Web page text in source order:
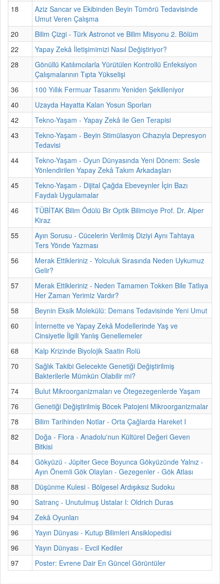
18
Aziz Sancar ve Ekibinden Beyin Tümörü Tedavisinde
Umut Veren Çalışma
20
Bilim Çizgi - Türk Astronot ve Bilim Misyonu 2. Bölüm
22
Yapay Zekâ İletişimimizi Nasıl Değiştiriyor?
28
Gönüllü Katılımcılarla Yürütülen Kontrollü Enfeksiyon
Çalışmalarının Tıpta Yükselişi
36
100 Yıllık Fermuar Tasarımı Yeniden Şekilleniyor
40
Uzayda Hayatta Kalan Yosun Sporları
42
Tekno-Yaşam - Yapay Zekâ ile Gen Terapisi
43
Tekno-Yaşam - Beyin Stimülasyon Cihazıyla Depresyon
Tedavisi
44
Tekno-Yaşam - Oyun Dünyasında Yeni Dönem: Sesle
Yönlendirilen Yapay Zekâ Takım Arkadaşları
45
Tekno-Yaşam - Dijital Çağda Ebeveynler İçin Bazı
Faydalı Uygulamalar
46
TÜBİTAK Bilim Ödülü Bir Optik Bilimciye Prof. Dr. Alper
Kiraz
55
Ayın Sorusu - Cücelerin Verilmiş Diziyi Aynı Tahtaya
Ters Yönde Yazması
56
Merak Ettikleriniz - Yolculuk Sırasında Neden Uykumuz
Gelir?
57
Merak Ettikleriniz - Neden Tamamen Tokken Bile Tatlıya
Her Zaman Yerimiz Vardır?
58
Beynin Eksik Molekülü: Demans Tedavisinde Yeni Umut
60
İnternette ve Yapay Zekâ Modellerinde Yaş ve
Cinsiyetle İlgili Yanlış Genellemeler
68
Kalp Krizinde Biyolojik Saatin Rolü
70
Sağlık Takibi Gelecekte Genetiği Değiştirilmiş
Bakterilerle Mümkün Olabilir mi?
74
Bulut Mikroorganizmaları ve Ötegezegenlerde Yaşam
76
Genetiği Değiştirilmiş Böcek Patojeni Mikroorganizmalar
78
Bilim Tarihinden Notlar - Orta Çağlarda Hareket I
82
Doğa - Flora - Anadolu'nun Kültürel Değeri Geven
Bitkisi
84
Gökyüzü - Jüpiter Gece Boyunca Gökyüzünde Yalnız -
Ayın Önemli Gök Olayları - Gezegenler - Gök Atlası
88
Düşünme Kulesi - Bölgesel Ardışıksız Sudoku
90
Satranç - Unutulmuş Ustalar I: Oldrich Duras
94
Zekâ Oyunları
96
Yayın Dünyası - Kutup Bilimleri Ansiklopedisi
96
Yayın Dünyası - Evcil Kediler
97
Poster: Evrene Dair En Güncel Görüntüler